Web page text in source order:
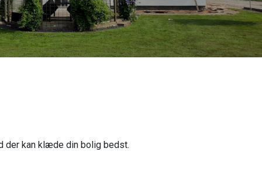
der kan klæde din bolig bedst.